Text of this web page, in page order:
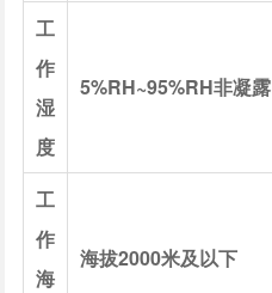
工
作
湿
度
5%RH~95%RH非凝露
工
作
海
海拔2000米及以下